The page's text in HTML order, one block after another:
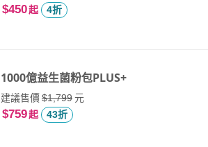
$450起 4折
1000億益生菌粉包PLUS+
建議售價$1,799元
$759起 43折